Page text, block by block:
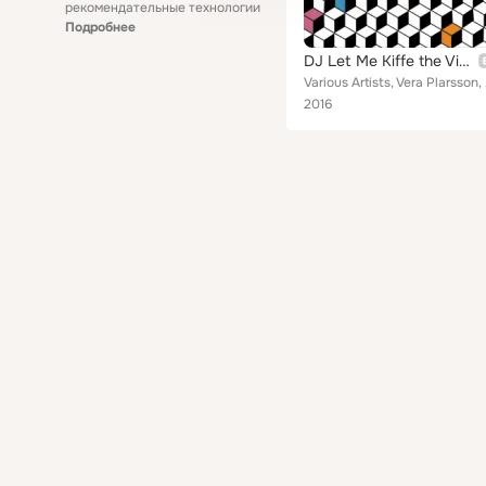
рекомендательные технологии
Подробнее
DJ Let Me Kiffe the Vibes
Various Artists,
2016